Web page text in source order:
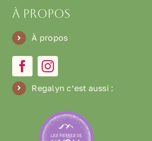
À propos
À propos
Regalyn c’est aussi :